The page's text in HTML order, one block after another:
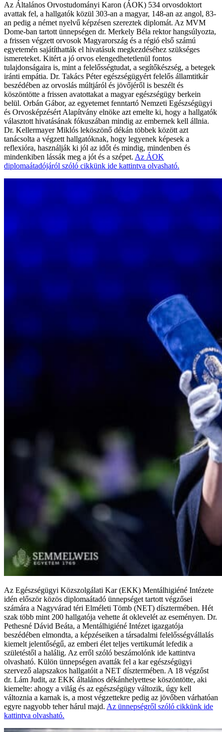
Az Általános Orvostudományi Karon (ÁOK) 534 orvosdoktort
avattak fel, a hallgatók közül 303-an a magyar, 148-an az angol, 83-
an pedig a német nyelvű képzésen szereztek diplomát. Az MVM
Dome-ban tartott ünnepségen dr. Merkely Béla rektor hangsúlyozta,
a frissen végzett orvosok Magyarország és a régió első számú
egyetemén sajátíthatták el hivatásuk megkezdéséhez szükséges
ismereteket. Kitért a jó orvos elengedhetetlenül fontos
tulajdonságaira is, mint a felelősségtudat, a segítőkészség, a betegek
iránti empátia. Dr. Takács Péter egészségügyért felelős államtitkár
beszédében az orvoslás múltjáról és jövőjéről is beszélt és
köszöntötte a frissen avatottakat a magyar egészségügy berkein
belül. Orbán Gábor, az egyetemet fenntartó Nemzeti Egészségügyi
és Orvosképzésért Alapítvány elnöke azt emelte ki, hogy a hallgatók
választott hivatásának fókuszában mindig az embernek kell állnia.
Dr. Kellermayer Miklós leköszönő dékán többek között azt
tanácsolta a végzett hallgatóknak, hogy legyenek képesek a
reflexióra, használják ki jól az időt és mindig, mindenben és
mindenkiben lássák meg a jót és a szépet. Az ÁOK
diplomaátadójáról szóló cikkünk ide kattintva olvasható.
Az Egészségügyi Közszolgálati Kar (EKK) Mentálhigiéné Intézete
idén először közös diplomaátadó ünnepséget tartott végzősei
számára a Nagyvárad téri Elméleti Tömb (NET) dísztermében. Hét
szak több mint 200 hallgatója vehette át oklevelét az eseményen. Dr.
Pethesné Dávid Beáta, a Mentálhigiéné Intézet igazgatója
beszédében elmondta, a képzéseiken a társadalmi felelősségvállalás
kiemelt jelentőségű, az emberi élet teljes vertikumát lefedik a
születéstől a halálig. Az erről szóló beszámolónk ide kattintva
olvasható. Külön ünnepségen avatták fel a kar egészségügyi
szervező alapszakos hallgatóit a NET dísztermében. A 18 végzőst
dr. Lám Judit, az EKK általános dékánhelyettese köszöntötte, aki
kiemelte: ahogy a világ és az egészségügy változik, úgy kell
változnia a karnak is, a most végzettekre pedig az jövőben várhatóan
egyre nagyobb teher hárul majd. Az ünnepségről szóló cikkünk ide
kattintva olvasható.